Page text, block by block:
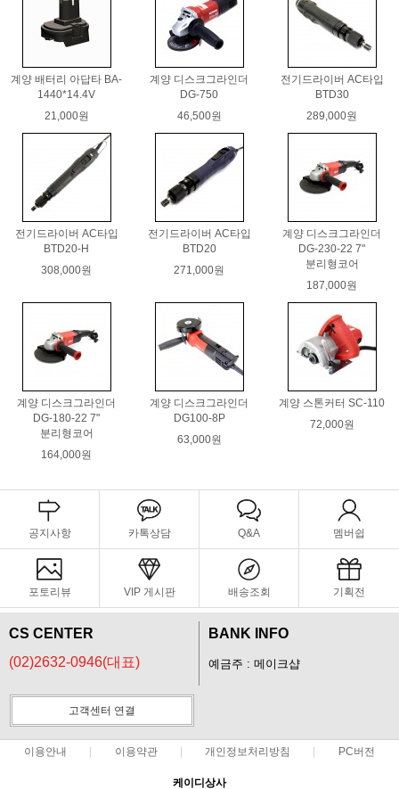
계양 배터리 아답타 BA-
1440*14.4V
21,000원
계양 디스크그라인더
DG-750
46,500원
전기드라이버 AC타입
BTD30
289,000원
전기드라이버 AC타입
BTD20-H
308,000원
전기드라이버 AC타입
BTD20
271,000원
계양 디스크그라인더
DG-230-22 7"
분리형코어
187,000원
계양 디스크그라인더
DG-180-22 7"
분리형코어
164,000원
계양 디스크그라인더
DG100-8P
63,000원
계양 스톤커터 SC-110
72,000원
공지사항 카톡상담 Q&A 멤버쉽
포토리뷰 VIP 게시판 배송조회 기획전
CS CENTER
(02)2632-0946(대표)
BANK INFO
예금주 : 메이크샵
고객센터 연결
이용안내 이용약관 개인정보처리방침 PC버전
케이디상사